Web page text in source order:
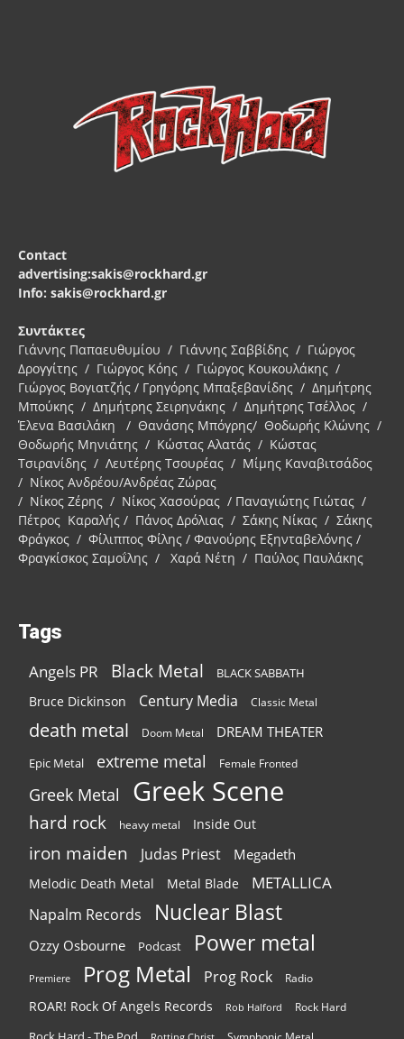
Contact
advertising:sakis@rockhard.gr
Info: sakis@rockhard.gr
Συντάκτες
Γιάννης Παπαευθυμίου / Γιάννης Σαββίδης / Γιώργος
Δρογγίτης / Γιώργος Κόης / Γιώργος Κουκουλάκης /
Γιώργος Βογιατζής / Γρηγόρης Μπαξεβανίδης / Δημήτρης
Μπούκης / Δημήτρης Σειρηνάκης / Δημήτρης Τσέλλος /
Έλενα Βασιλάκη / Θανάσης Μπόγρης/ Θοδωρής Κλώνης /
Θοδωρής Μηνιάτης / Κώστας Αλατάς / Κώστας
Τσιρανίδης / Λευτέρης Τσουρέας / Μίμης Καναβιτσάδος
/ Νίκος Ανδρέου/Ανδρέας Ζώρας
/ Νίκος Ζέρης / Νίκος Χασούρας / Παναγιώτης Γιώτας /
Πέτρος Καραλής / Πάνος Δρόλιας / Σάκης Νίκας / Σάκης
Φράγκος / Φίλιππος Φίλης / Φανούρης Εξηνταβελόνης /
Φραγκίσκος Σαμοΐλης / Χαρά Νέτη / Παύλος Παυλάκης
Tags
Angels PR Black Metal BLACK SABBATH
Bruce Dickinson Century Media Classic Metal
death metal Doom Metal DREAM THEATER
Epic Metal extreme metal Female Fronted
Greek Metal Greek Scene
hard rock heavy metal Inside Out
iron maiden Judas Priest Megadeth
Melodic Death Metal Metal Blade METALLICA
Napalm Records Nuclear Blast
Ozzy Osbourne Podcast Power metal
Premiere Prog Metal Prog Rock Radio
ROAR! Rock Of Angels Records Rob Halford Rock Hard